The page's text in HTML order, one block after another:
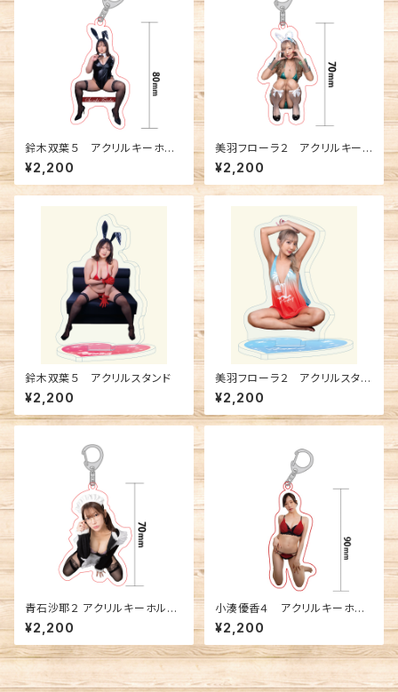
鈴木双葉５ アクリルキーホル
ダー
¥2,200
美羽フローラ２ アクリルキー
ホルダー
¥2,200
鈴木双葉５ アクリルスタンド
¥2,200
美羽フローラ２ アクリルスタン
ド
¥2,200
青石沙耶２ アクリルキーホルダ
ー
¥2,200
小湊優香４ アクリルキーホル
ダー
¥2,200